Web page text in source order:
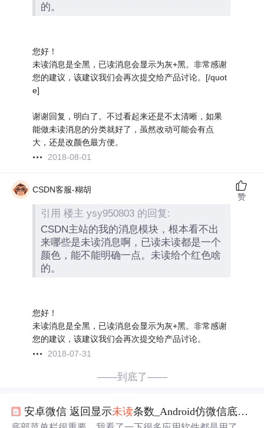
的。
您好！
未读消息是全黑，已读消息会显示为灰+黑。非常感谢
您的建议，该建议我们会再次提交给产品讨论。[/quot
e]
谢谢回复，明白了。不过看起来还是不太清晰，如果
能做未读消息的分类就好了，虽然改动可能会有点
大，还是改颜色最方便。
2018-08-01
CSDN客服-糊胡
引用 楼主 ysy950803 的回复:
CSDN主站的我的消息模块，根本看不出
来哪些是未读消息啊，已读未读都是一个
颜色，能不能明确一点。未读给个红色啥
的。
您好！
未读消息是全黑，已读消息会显示为灰+黑。非常感谢
您的建议，该建议我们会再次提交给产品讨论。
2018-07-31
赞
——到底了——
安卓微信 返回显示未读条数_Android仿微信底部菜单栏功能显示